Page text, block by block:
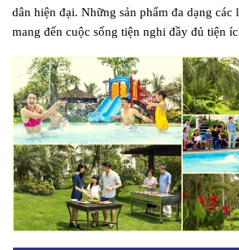
dân hiện đại. Những sản phẩm đa dạng
mang đến cuộc sống tiện nghi đầy đủ tiện